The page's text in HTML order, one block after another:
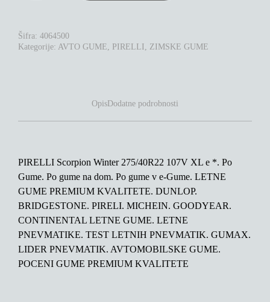
E
*
Šifra: 4064500
Kategorije: AVTO GUME, PIRELLI, ZIMSKE GUME
OpisDodatne podrobnosti
PIRELLI Scorpion Winter 275/40R22 107V XL e *. Po
Gume. Po gume na dom. Po gume v e-Gume. LETNE
GUME PREMIUM KVALITETE. DUNLOP.
BRIDGESTONE. PIRELI. MICHEIN. GOODYEAR.
CONTINENTAL LETNE GUME. LETNE
PNEVMATIKE. TEST LETNIH PNEVMATIK. GUMAX.
LIDER PNEVMATIK. AVTOMOBILSKE GUME.
POCENI GUME PREMIUM KVALITETE